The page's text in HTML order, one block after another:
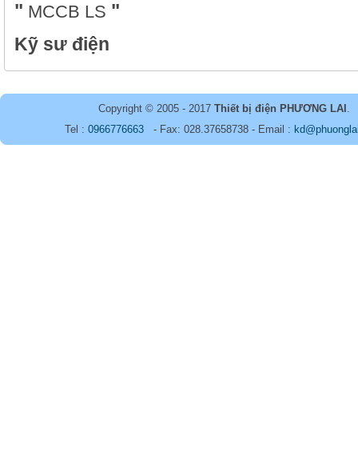
MCCB LS
Kỹ sư điện
Copyright © 2005 - 2017 Thiết bị điện PHƯƠNG LAI
Tel : 0966776663 - Fax: 028.37658738 - Email :